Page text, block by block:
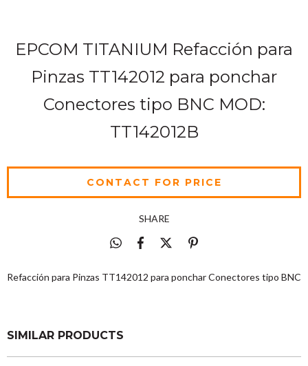
EPCOM TITANIUM Refacción para
Pinzas TT142012 para ponchar
Conectores tipo BNC MOD:
TT142012B
SHARE
Refacción para Pinzas TT142012 para ponchar Conectores tipo BNC
SIMILAR PRODUCTS